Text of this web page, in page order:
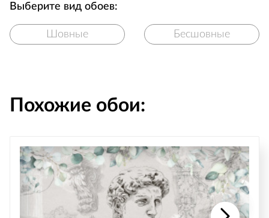
Выберите вид обоев:
Шовные Бесшовные
Похожие обои: